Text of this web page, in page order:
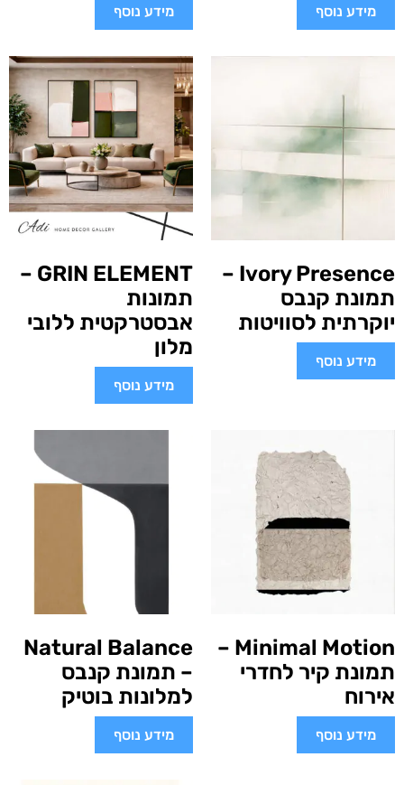
מידע נוסף מידע נוסף
Ivory Presence –
תמונת קנבס
יוקרתית לסוויטות
מידע נוסף
GRIN ELEMENT –
תמונות
אבסטרקטית ללובי
מלון
מידע נוסף
Minimal Motion –
תמונת קיר לחדרי
אירוח
מידע נוסף
Natural Balance
– תמונת קנבס
למלונות בוטיק
מידע נוסף